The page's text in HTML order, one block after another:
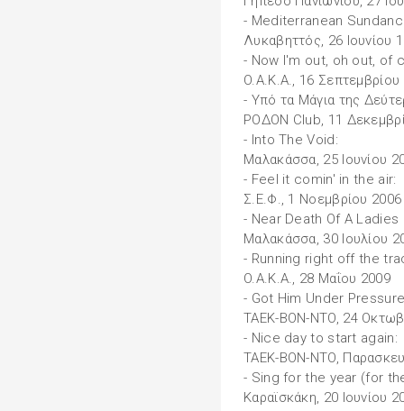
- Mediterranean
Λυκαβηττός, 26 Ιουνίου
- Now I'm out, oh out, of
O.A.K.A., 16 Σεπτεμβρίου
- Υπό τα Μάγια της
ΡΟΔΟΝ Club, 11
- Into The Void:
Μαλακάσσα, 25 Ιουνίου
- Feel it comin' in the air:
Σ.Ε.Φ., 1 Νοεμβρίου 2006
- Near Death Of A Ladies
Μαλακάσσα, 30 Ιουλίου
- Running right off the
O.A.K.A., 28 Μαΐου 2009
- Got Him Under
TAEK-BON-NTO, 24
- Nice day to start again:
TAEK-BON-NTO,
- Sing for the year (for
Καραϊσκάκη, 20 Ιουνίου